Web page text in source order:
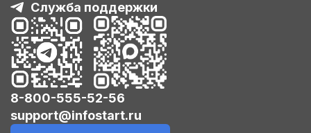
Служба поддержки
8-800-555-52-56
support@infostart.ru